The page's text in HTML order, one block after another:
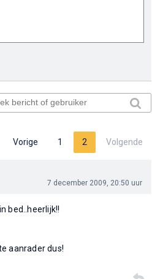
Vorige 1 2 Volgende
7 december 2009, 20:50 uur
bed..heerlijk!!
aanrader dus!